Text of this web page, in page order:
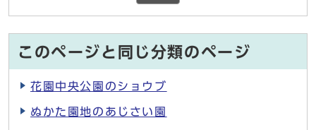
このページと同じ分類のページ
花園中央公園のショウブ
ぬかた園地のあじさい園